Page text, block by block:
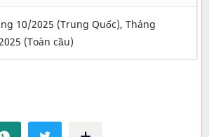
10/2025 (Trung Quốc), Tháng
(Toàn cầu)